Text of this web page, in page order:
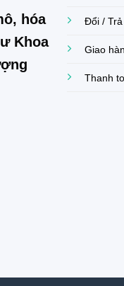
hóa
Khoa
Đổi /
Giao
Thanh